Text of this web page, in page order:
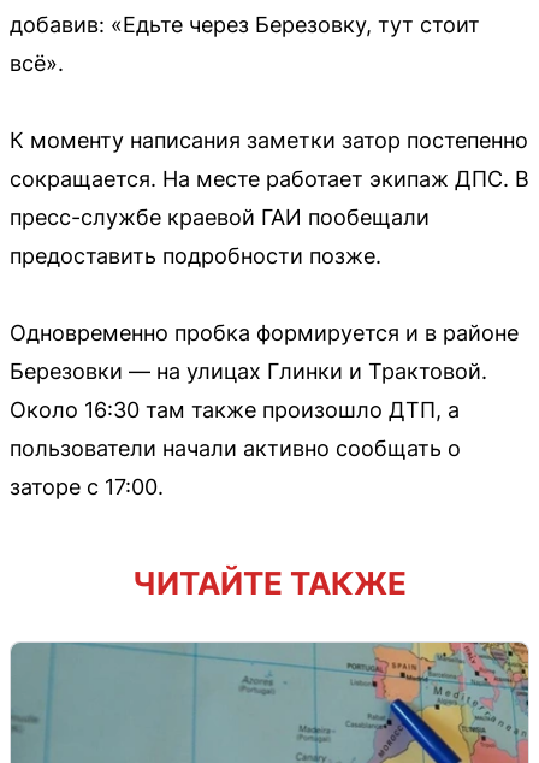
добавив: «Едьте через Березовку, тут стоит
всё».
К моменту написания заметки затор постепенно
сокращается. На месте работает экипаж ДПС. В
пресс-службе краевой ГАИ пообещали
предоставить подробности позже.
Одновременно пробка формируется и в районе
Березовки — на улицах Глинки и Трактовой.
Около 16:30 там также произошло ДТП, а
пользователи начали активно сообщать о
заторе с 17:00.
ЧИТАЙТЕ ТАКЖЕ